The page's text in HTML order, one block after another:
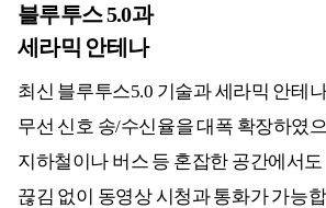
블루투스 5.0과
세라믹 안테나
최신 블루투스5.0 기술과 세라믹 안테
무선 신호 송/수신율을 대폭 확장하였
지하철이나 버스 등 혼잡한 공간에서도
끊김 없이 동영상 시청과 통화가 가능